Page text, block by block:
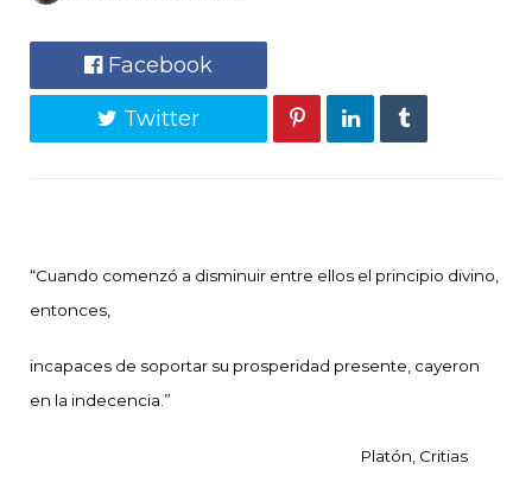
Facebook
Twitter
“Cuando comenzó a disminuir entre ellos el principio divino,
entonces,
incapaces de soportar su prosperidad presente, cayeron
en la indecencia.”
Platón, Critias